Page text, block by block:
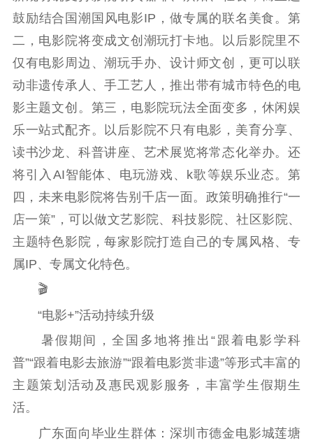
鼓励结合国潮国风电影IP，做专属的联名美食。第
二，电影院将变成文创潮玩打卡地。以后影院里不
仅有电影周边、潮玩手办、设计师文创，更可以联
动非遗传承人、手工艺人，推出带有城市特色的电
影主题文创。第三，电影院玩法全面变多，休闲娱
乐一站式配齐。以后影院不只有电影，美育分享、
读书沙龙、科普讲座、艺术展览将常态化举办。还
将引入AI智能体、电玩游戏、k歌等娱乐业态。第
四，未来电影院将告别千店一面。政策明确推行“一
店一策”，可以做文艺影院、科技影院、社区影院、
主题特色影院，每家影院打造自己的专属风格、专
属IP、专属文化特色。
🎬
“电影+”活动持续升级
暑假期间，全国多地将推出“跟着电影学科
普”“跟着电影去旅游”“跟着电影赏非遗”等形式丰富的
主题策划活动及惠民观影服务，丰富学生假期生
活。
广东面向毕业生群体：深圳市德金电影城莲塘